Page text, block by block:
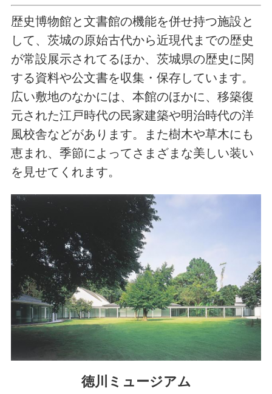
歴史博物館と文書館の機能を併せ持つ施設と
して、茨城の原始古代から近現代までの歴史
が常設展示されてるほか、茨城県の歴史に関
する資料や公文書を収集・保存しています。
広い敷地のなかには、本館のほかに、移築復
元された江戸時代の民家建築や明治時代の洋
風校舎などがあります。また樹木や草木にも
恵まれ、季節によってさまざまな美しい装い
を見せてくれます。
徳川ミュージアム